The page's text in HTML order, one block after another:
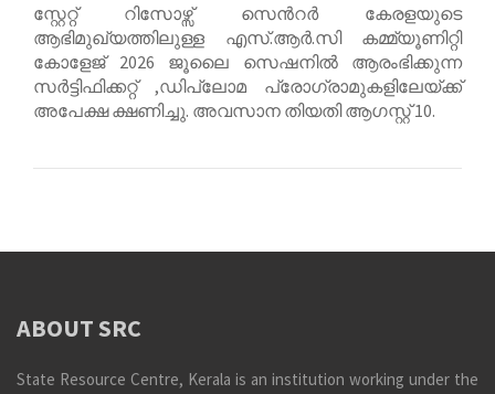
സ്റ്റേറ്റ് റിസോഴ്സ് സെന്‍റര്‍ കേരളയുടെ
ആഭിമുഖ്യത്തിലുള്ള എസ്.ആര്‍.സി കമ്മ്യൂണിറ്റി
കോളേജ് 2026 ജൂലൈ സെഷനില്‍ ആരംഭിക്കുന്ന
സര്‍ട്ടിഫിക്കറ്റ് ,ഡിപ്ലോമ പ്രോഗ്രാമുകളിലേയ്ക്ക്
അപേക്ഷ ക്ഷണിച്ചു. അവസാന തിയതി ആഗസ്റ്റ് 10.
ABOUT SRC
State Resource Centre, Kerala is an institution working under the